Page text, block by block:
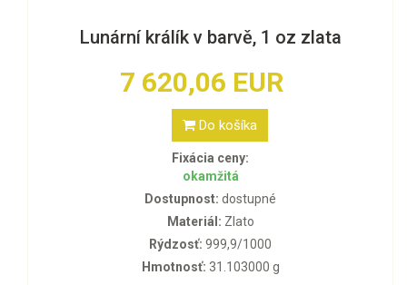
Lunární králík v barvě, 1 oz zlata
7 620,06 EUR
Do košíka
Fixácia ceny:
okamžitá
Dostupnost: dostupné
Materiál: Zlato
Rýdzosť: 999,9/1000
Hmotnosť: 31.103000 g